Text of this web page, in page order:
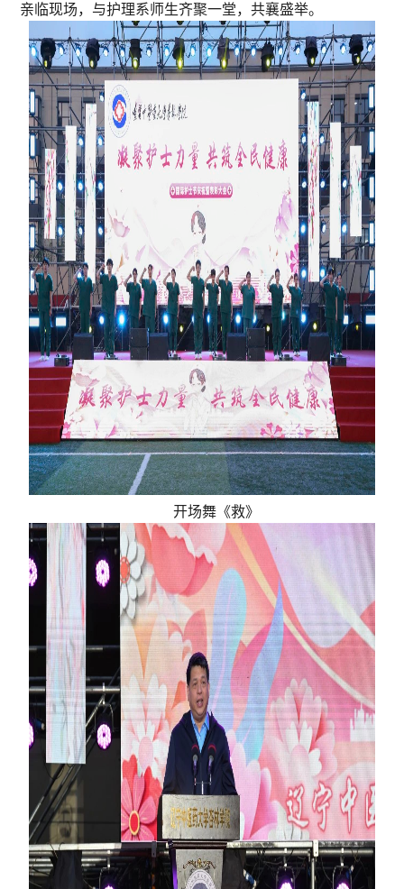
亲临现场，与护理系师生齐聚一堂，共襄盛举。
开场舞《救》